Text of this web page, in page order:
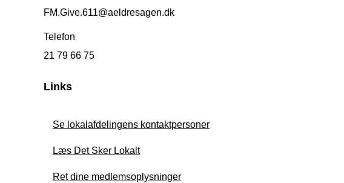
FM.Give.611@aeldresagen.dk
Telefon
21 79 66 75
Links
Se lokalafdelingens kontaktpersoner
Læs Det Sker Lokalt
Ret dine medlemsoplysninger